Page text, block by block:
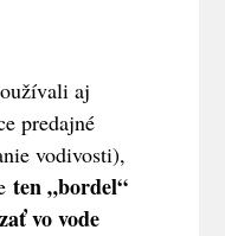
aj
predajné
vodivosti),
ten „bordel“
vo vode